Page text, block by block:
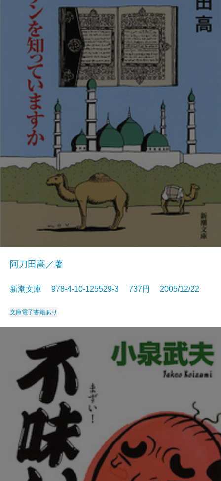
阿刀田高／著
新潮文庫 978-4-10-125529-3 737円 2005/12/22
文庫電子書籍あり